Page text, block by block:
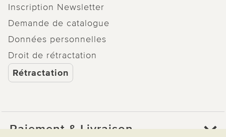
Inscription Newsletter
Demande de catalogue
Données personnelles
Droit de rétractation
Rétractation
Paiement & Livraison